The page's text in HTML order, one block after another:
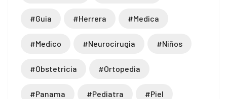
#guia #herrera #medica
#medico #neurocirugia #niños
#obstetricia #ortopedia
#panama #pediatra #piel